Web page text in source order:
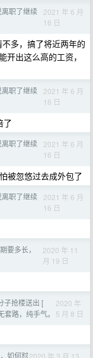
职了继续
2021 年 6 月
16 日
多，搞了将近两年的
出这么高的工资，
职了继续
2021 年 6 月
16 日
了
职了继续
2021 年 6 月
16 日
被忽悠过去成外包了
职了继续
2021 年 6 月
16 日
要多长，
2020 年 11
月 19 日
子抢楼送出 [
路，纯手气。
2020 年
5 月 8 日
如何怼2020 年 3 月 13